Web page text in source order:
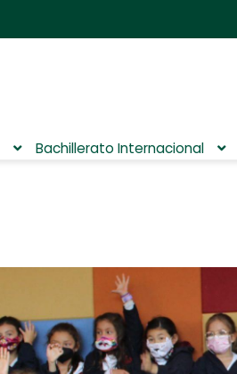
Bachillerato Internacional